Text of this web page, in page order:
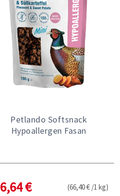
Petlando Softsnack
Hypoallergen Fasan
6,64 € (66,40 € /1 kg)